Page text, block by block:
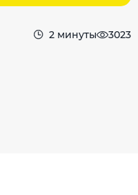
2 минуты 3023